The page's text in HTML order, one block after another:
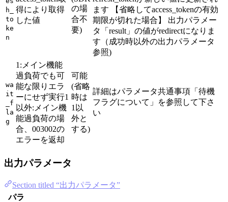
h_
to
ke
n
得により取得
した値
の場
合不
要)
ます 【省略してaccess_tokenの有効
期限が切れた場合】 出力パラメー
タ「result」の値がredirectになりま
す（成功時以外の出力パラメータ
参照)
wa
it
_f
la
g
1:メイン機能
過負荷でも可
能な限りエラ
ーにせず実行1
以外:メイン機
能過負荷の場
合、003002の
エラーを返却
可能
(省略
時は
1以
外と
する)
詳細はパラメータ共通事項「待機
フラグについて」を参照して下さ
い
出力パラメータ
Section titled “出力パラメータ”
パラ